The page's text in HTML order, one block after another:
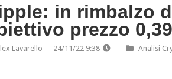
in rimbalzo
prezzo
Lavarello 24/11/22 9:38 Analisi